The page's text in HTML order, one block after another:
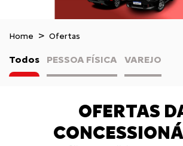
Home Ofertas
Todos PESSOA FÍSICA VAREJO
OFERTAS